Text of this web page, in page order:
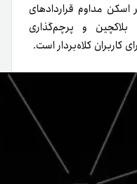
مداوم قراردادهای
و پرچم‌گذاری
کاربران کلاه‌بردار است.